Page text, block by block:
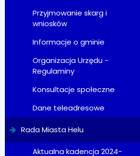
Przyjmowanie skarg i
wniosków
Informacje o gminie
Organizacja Urzędu -
Regulaminy
Konsultacje społeczne
Dane teleadresowe
Rada Miasta Helu
Aktualna kadencja 2024-